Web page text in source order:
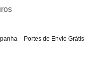
– Portes de Envio Grátis